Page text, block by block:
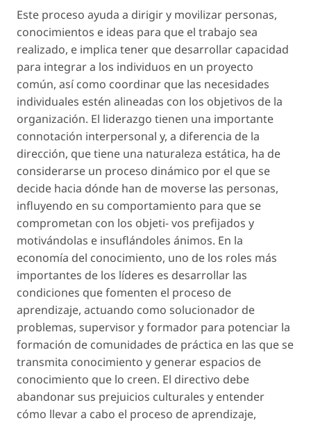
Este proceso ayuda a dirigir y movilizar personas,
conocimientos e ideas para que el trabajo sea
realizado, e implica tener que desarrollar capacidad
para integrar a los individuos en un proyecto
común, así como coordinar que las necesidades
individuales estén alineadas con los objetivos de la
organización. El liderazgo tienen una importante
connotación interpersonal y, a diferencia de la
dirección, que tiene una naturaleza estática, ha de
considerarse un proceso dinámico por el que se
decide hacia dónde han de moverse las personas,
influyendo en su comportamiento para que se
comprometan con los objeti- vos prefijados y
motivándolas e insuflándoles ánimos. En la
economía del conocimiento, uno de los roles más
importantes de los líderes es desarrollar las
condiciones que fomenten el proceso de
aprendizaje, actuando como solucionador de
problemas, supervisor y formador para potenciar la
formación de comunidades de práctica en las que se
transmita conocimiento y generar espacios de
conocimiento que lo creen. El directivo debe
abandonar sus prejuicios culturales y entender
cómo llevar a cabo el proceso de aprendizaje,